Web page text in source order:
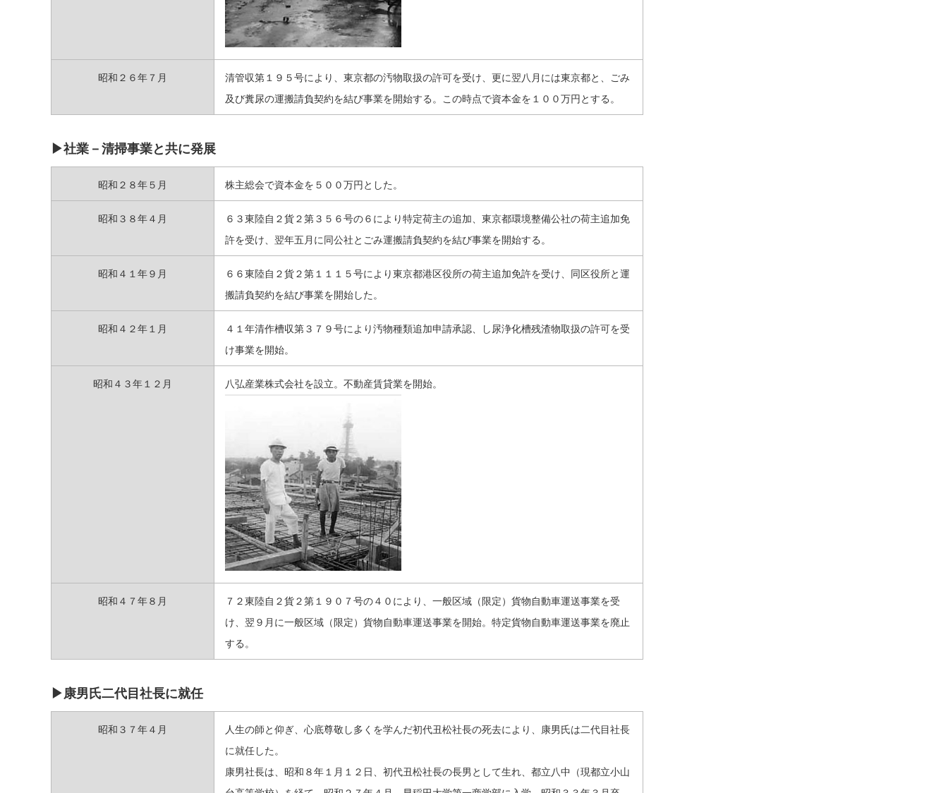
昭和２６年７月
清管収第１９５号により、東京都の汚物取扱の許可を受け、更に翌八月には東京都と、ごみ
及び糞尿の運搬請負契約を結び事業を開始する。この時点で資本金を１００万円とする。
▶社業－清掃事業と共に発展
昭和２８年５月 株主総会で資本金を５００万円とした。
昭和３８年４月
６３東陸自２貨２第３５６号の６により特定荷主の追加、東京都環境整備公社の荷主追加免
許を受け、翌年五月に同公社とごみ運搬請負契約を結び事業を開始する。
昭和４１年９月
６６東陸自２貨２第１１１５号により東京都港区役所の荷主追加免許を受け、同区役所と運
搬請負契約を結び事業を開始した。
昭和４２年１月
４１年清作槽収第３７９号により汚物種類追加申請承認、し尿浄化槽残渣物取扱の許可を受
け事業を開始。
昭和４３年１２月 八弘産業株式会社を設立。不動産賃貸業を開始。
昭和４７年８月
７２東陸自２貨２第１９０７号の４０により、一般区域（限定）貨物自動車運送事業を受
け、翌９月に一般区域（限定）貨物自動車運送事業を開始。特定貨物自動車運送事業を廃止
する。
▶康男氏二代目社長に就任
昭和３７年４月
人生の師と仰ぎ、心底尊敬し多くを学んだ初代丑松社長の死去により、康男氏は二代目社長
に就任した。
康男社長は、昭和８年１月１２日、初代丑松社長の長男として生れ、都立八中（現都立小山